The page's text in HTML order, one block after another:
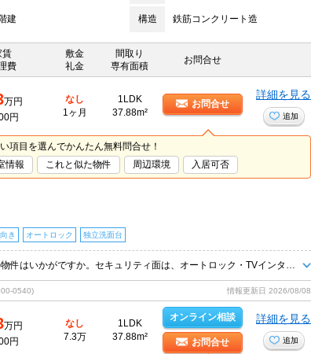
建 構造 鉄筋コンクリート造
賃
費
敷金
礼金
間取り
専有面積
お問合せ
万円
円
なし
1ヶ月
1LDK
37.88m²
お問合せ
詳細を見る
追加
項目を選んでかんたん無料問合せ！
情報 これと似た物件 周辺環境 入居可否
き オートロック 独立洗面台
0540) 情報更新日 2026/08/08
万円
円
なし
7.3万
1LDK
37.88m²
オンライン相談
お問合せ
詳細を見る
追加